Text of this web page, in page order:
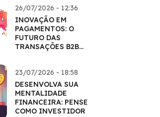
26/07/2026 - 12:36
INOVAÇÃO EM
PAGAMENTOS: O
FUTURO DAS
TRANSAÇÕES B2B
23/07/2026 - 18:58
DESENVOLVA SUA
MENTALIDADE
FINANCEIRA: PENSE
COMO INVESTIDOR